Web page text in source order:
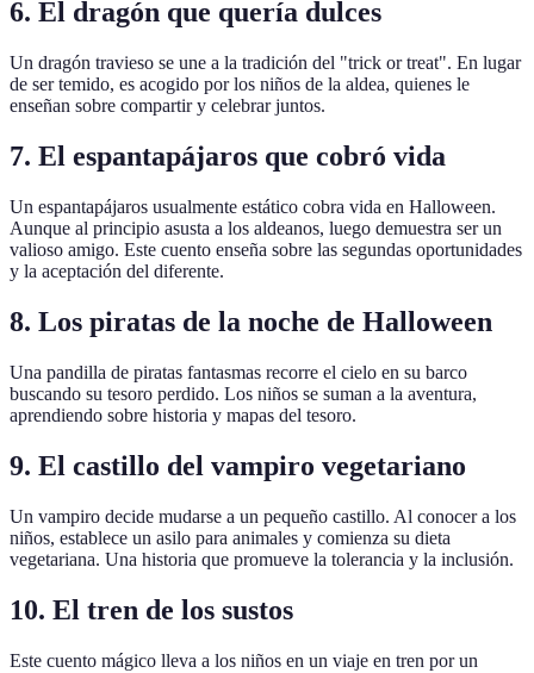
6. El dragón que quería dulces
Un dragón travieso se une a la tradición del "trick or treat". En lugar
de ser temido, es acogido por los niños de la aldea, quienes le
enseñan sobre compartir y celebrar juntos.
7. El espantapájaros que cobró vida
Un espantapájaros usualmente estático cobra vida en Halloween.
Aunque al principio asusta a los aldeanos, luego demuestra ser un
valioso amigo. Este cuento enseña sobre las segundas oportunidades
y la aceptación del diferente.
8. Los piratas de la noche de Halloween
Una pandilla de piratas fantasmas recorre el cielo en su barco
buscando su tesoro perdido. Los niños se suman a la aventura,
aprendiendo sobre historia y mapas del tesoro.
9. El castillo del vampiro vegetariano
Un vampiro decide mudarse a un pequeño castillo. Al conocer a los
niños, establece un asilo para animales y comienza su dieta
vegetariana. Una historia que promueve la tolerancia y la inclusión.
10. El tren de los sustos
Este cuento mágico lleva a los niños en un viaje en tren por un